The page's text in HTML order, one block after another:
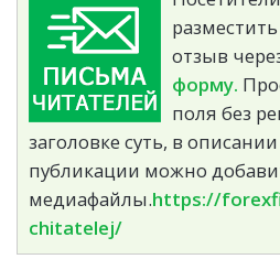
отзыв
форму.
поля без
заголовке суть, в
публикации можно
медиафайлы.https://
chitatelej/